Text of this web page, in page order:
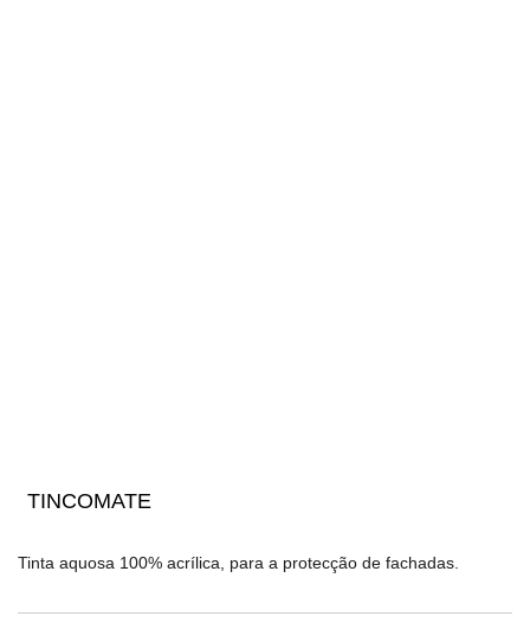
TINCOMATE
Tinta aquosa 100% acrílica, para a protecção de fachadas.